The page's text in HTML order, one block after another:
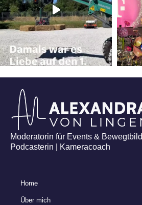
Moderatorin für Events & Bewegtbild
Podcasterin | Kameracoach
Home
Über mich